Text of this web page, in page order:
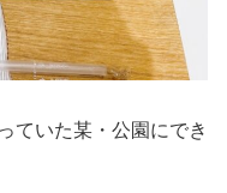
ていた某・公園にでき